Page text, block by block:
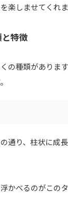
楽しませてくれま
特徴
の種類がありま
通り、柱状に成
かべるのがこの